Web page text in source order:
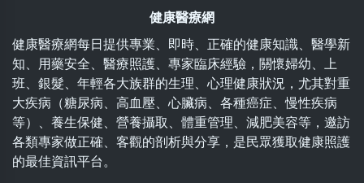
健康醫療網
健康醫療網每日提供專業、即時、正確的健康知識、醫學新
知、用藥安全、醫療照護、專家臨床經驗，關懷婦幼、上
班、銀髮、年輕各大族群的生理、心理健康狀況，尤其對重
大疾病（糖尿病、高血壓、心臟病、各種癌症、慢性疾病
等）、養生保健、營養攝取、體重管理、減肥美容等，邀訪
各類專家做正確、客觀的剖析與分享，是民眾獲取健康照護
的最佳資訊平台。